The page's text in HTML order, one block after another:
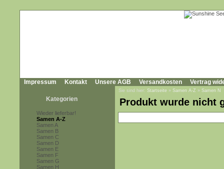
Impressum Kontakt Unsere AGB Versandkosten Vertrag
Kategorien
Wieder lieferbar!
Samen A-Z
Samen A
Samen B
Samen C
Samen D
Samen E
Samen F
Samen G
Samen H
Sie sind hier: Startseite » Samen A-Z » Samen N
Produkt wurde nicht